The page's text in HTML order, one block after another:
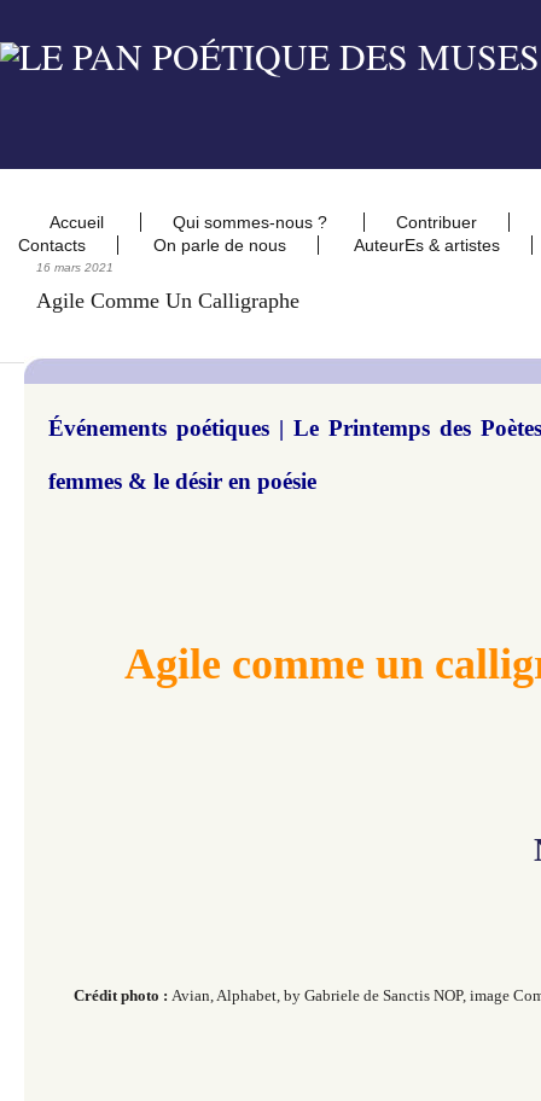
Accueil Qui sommes-nous ?
Contribuer
Contacts
On parle de nous AuteurEs & artistes
16 mars 2021
Agile Comme Un Calligraphe
Événements poétiques | Le Printemps des
femmes & le désir en poésie
Agile comme un
Créditphoto : Avian, Alphabet, by Gabriele de Sanctis NOP, image